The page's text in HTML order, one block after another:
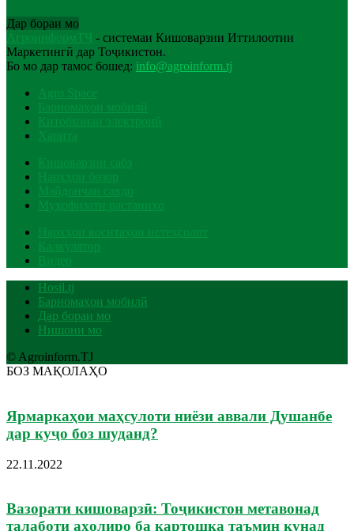
Дар бораи мо
АгроинформТҶ - системаи Кишоварзии Иттилоотии
Маркетингӣ дар Тоҷикистон.
Бо мо дар тамос бошед: info@agroinform.tj
Agro Space
Барномаҳои мобилӣ
Китобхонаи электронӣ
Харита
Кишоварзии сабз
Нархҳои бозор
Майдончаи савдо
Муҳофизати растаниҳо
Нархҳои воситаҳои истеҳсолот
Калкулятор
Видео
Hosil.tj
Барномаҳои мобилӣ
Дар бораи мо
Нишони мо
© Agroinform.TJ
БОЗ МАҚОЛАҲО
Ярмаркаҳои маҳсулоти ниёзи аввали Душанбе
дар куҷо боз шуданд?
22.11.2022
Вазорати кишоварзӣ: Тоҷикистон метавонад
талаботи аҳолиро ба картошка таъмин кунад